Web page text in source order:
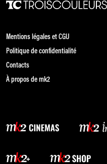
Mentions légales et CGU
Politique de confidentialité
Contacts
À propos de mk2